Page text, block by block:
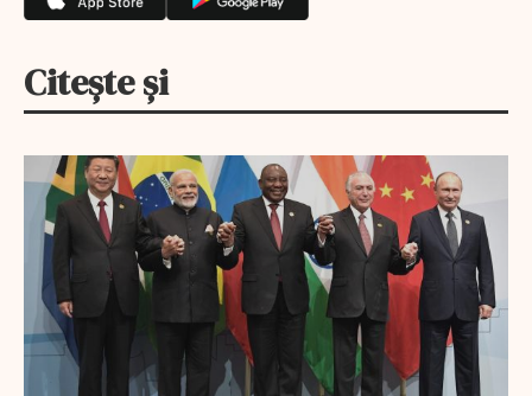
Citește și